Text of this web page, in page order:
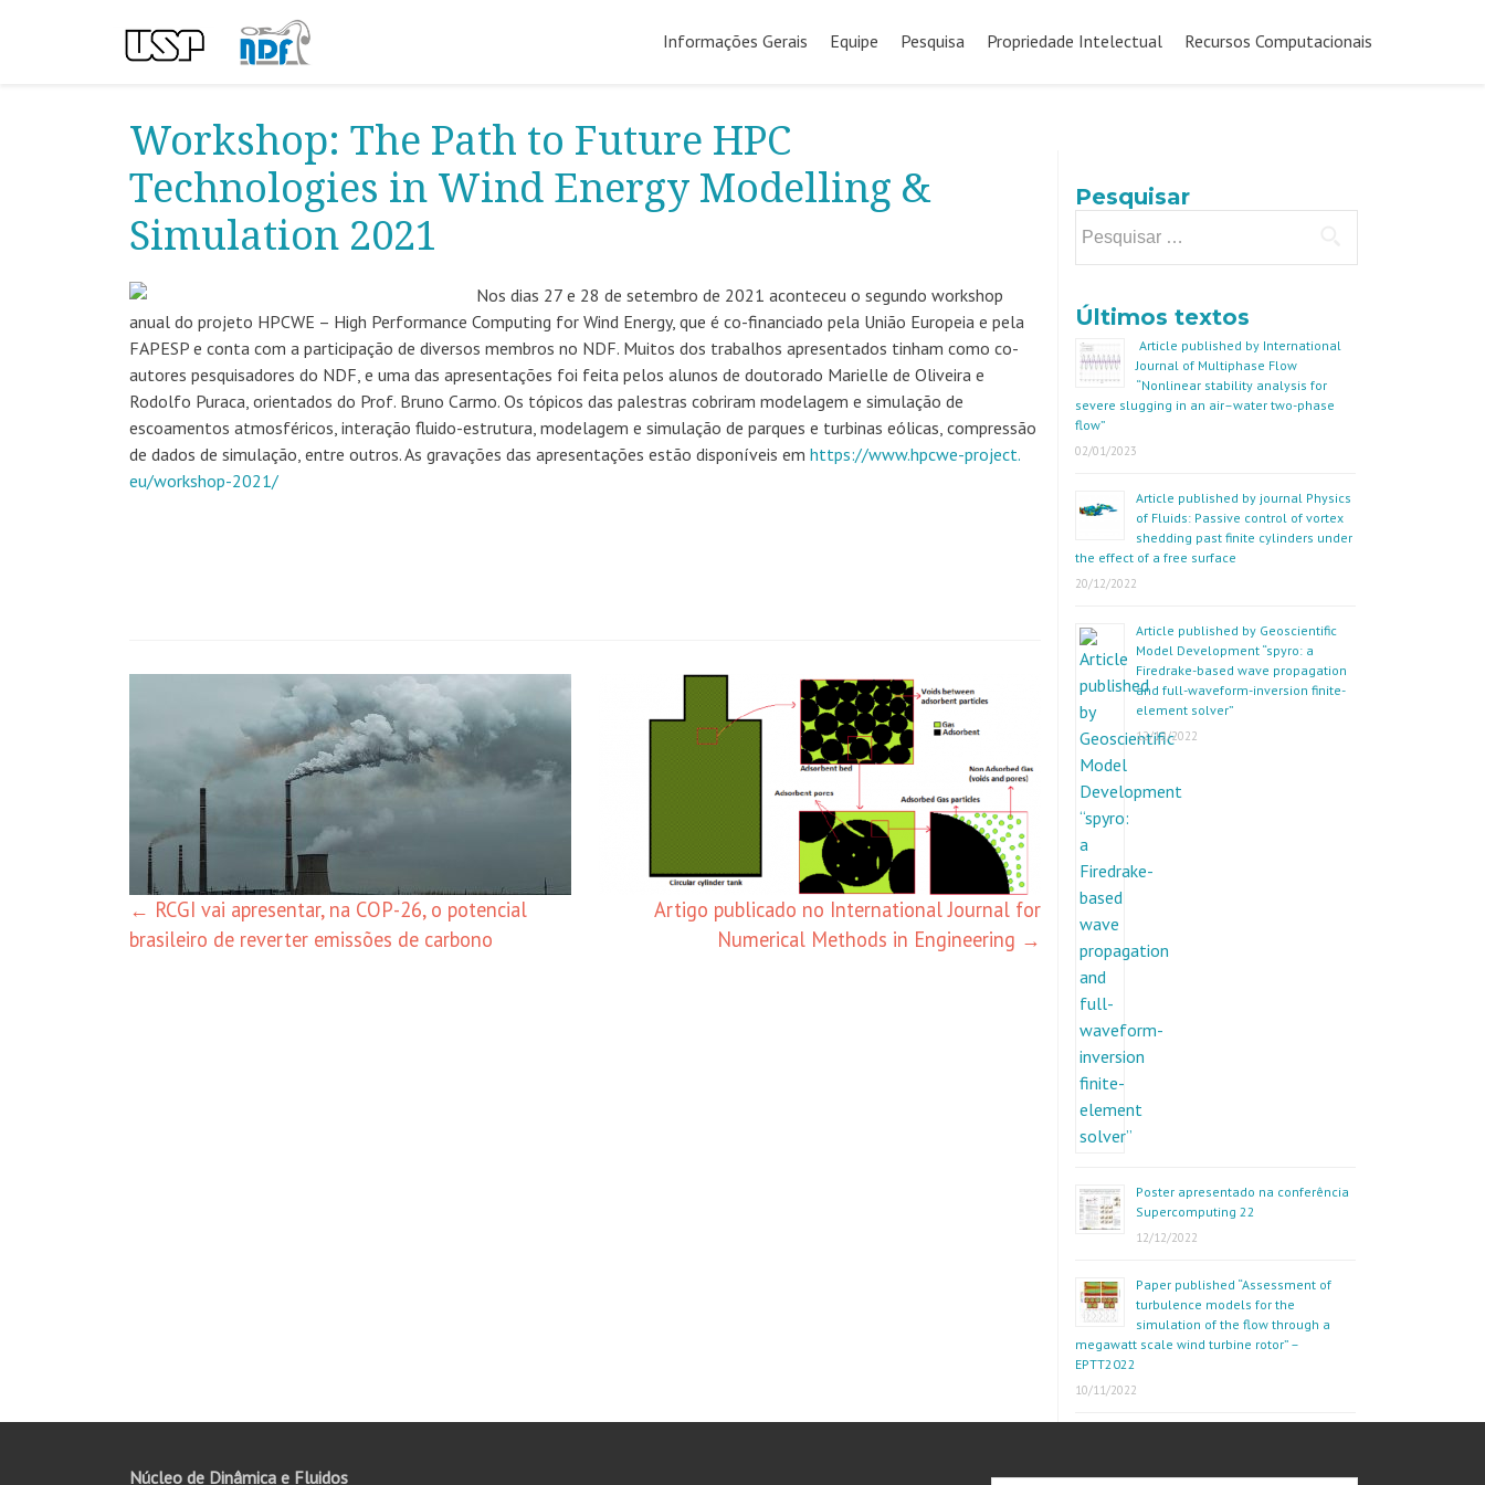
para
Informações Gerais Equipe Pesquisa Propriedade Intelectual Recursos Computacionais
Workshop: The Path to Future HPC
Technologies in Wind Energy Modelling &
Simulation 2021
Nos dias 27 e 28 de setembro de 2021 aconteceu o segundo workshop
anual do projeto HPCWE – High Performance Computing for Wind Energy, que é co-financiado pela União Europeia e pela
FAPESP e conta com a participação de diversos membros no NDF. Muitos dos trabalhos apresentados tinham como co-
autores pesquisadores do NDF, e uma das apresentações foi feita pelos alunos de doutorado Marielle de Oliveira e
Rodolfo Puraca, orientados do Prof. Bruno Carmo. Os tópicos das palestras cobriram modelagem e simulação de
escoamentos atmosféricos, interação fluido-estrutura, modelagem e simulação de parques e turbinas eólicas, compressão
de dados de simulação, entre outros. As gravações das apresentações estão disponíveis em https://www.hpcwe-project.
eu/workshop-2021/
Navegação
posts
← RCGI vai apresentar, na COP-26, o potencial
brasileiro de reverter emissões de carbono
Artigo publicado no International Journal for
Numerical Methods in Engineering →
Pesquisar
por:
Últimos textos
Article published by International
Journal of Multiphase Flow
“Nonlinear stability analysis for
severe slugging in an air–water two-phase
flow”
02/01/2023
Article published by journal Physics
of Fluids: Passive control of vortex
shedding past finite cylinders under
the effect of a free surface
20/12/2022
Article published by Geoscientific
Model Development “spyro: a
Firedrake-based wave propagation
and full-waveform-inversion finite-
element solver”
12/12/2022
Poster apresentado na conferência
Supercomputing 22
12/12/2022
Paper published “Assessment of
turbulence models for the
simulation of the flow through a
megawatt scale wind turbine rotor” –
EPTT2022
10/11/2022
Núcleo de Dinâmica e Fluidos